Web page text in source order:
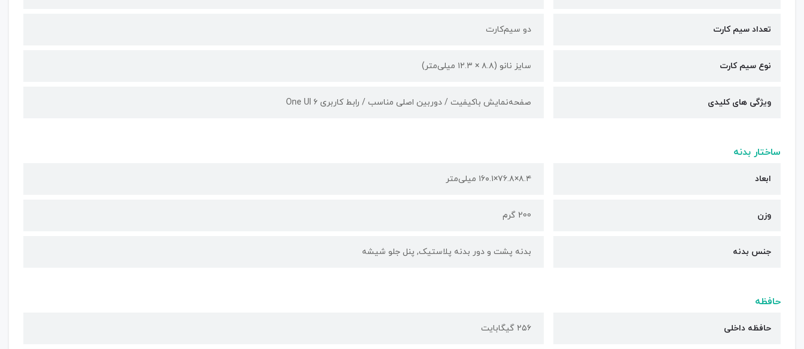
تعداد سیم کارت دو سیم‌کارت
نوع سیم کارت سایز نانو (۸.۸ × ۱۲.۳ میلی‌متر)
ویژگی های کلیدی صفحه‌نمایش با‌کیفیت / دوربین اصلی مناسب / رابط کاربری One UI ۶
ساختار بدنه
ابعاد ۸.۴×۷۶.۸×۱۶۰.۱ میلی‌متر
وزن 200 گرم
جنس بدنه بدنه پشت و دور بدنه پلاستیک, پنل جلو شیشه
حافظه
حافظه داخلی ۲۵۶ گیگابایت